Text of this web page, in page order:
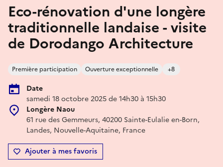
Eco-rénovation d'une longère
traditionnelle landaise - visite
de Dorodango Architecture
Première participation Ouverture exceptionnelle +8
Date
samedi 18 octobre 2025 de 14h30 à 15h30
Longère Naou
61 rue des Gemmeurs, 40200 Sainte-Eulalie en-Born,
Landes, Nouvelle-Aquitaine, France
Ajouter à mes favoris